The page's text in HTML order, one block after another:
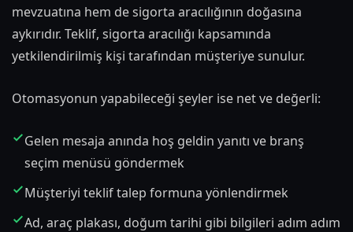
mevzuatına hem de sigorta aracılığının doğasına
aykırıdır. Teklif, sigorta aracılığı kapsamında
yetkilendirilmiş kişi tarafından müşteriye sunulur.
Otomasyonun yapabileceği şeyler ise net ve değerli:
Gelen mesaja anında hoş geldin yanıtı ve branş
seçim menüsü göndermek
Müşteriyi teklif talep formuna yönlendirmek
Ad, araç plakası, doğum tarihi gibi bilgileri adım adım